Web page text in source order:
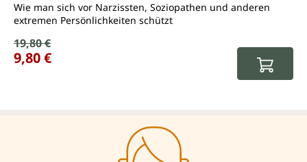
Wie man sich vor Narzissten, Soziopathen und anderen
extremen Persönlichkeiten schützt
Verkaufspreis:
Regulärer Preis:
19,80 €
9,80 €